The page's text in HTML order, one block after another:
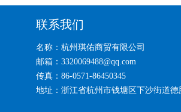
联系我们
名称：杭州琪佑商贸有限公司
邮箱：3320069488@qq.com
传真：86-0571-86450345
地址：浙江省杭州市钱塘区下沙街道德